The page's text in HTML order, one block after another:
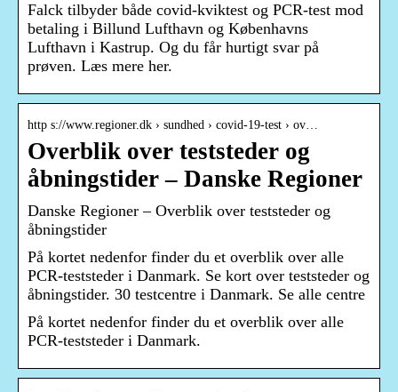
Falck tilbyder både covid-kviktest og PCR-test mod
betaling i Billund Lufthavn og Københavns
Lufthavn i Kastrup. Og du får hurtigt svar på
prøven. Læs mere her.
http s://www.regioner.dk › sundhed › covid-19-test › ov…
Overblik over teststeder og
åbningstider – Danske Regioner
Danske Regioner – Overblik over teststeder og
åbningstider
På kortet nedenfor finder du et overblik over alle
PCR-teststeder i Danmark. Se kort over teststeder og
åbningstider. 30 testcentre i Danmark. Se alle centre
På kortet nedenfor finder du et overblik over alle
PCR-teststeder i Danmark.